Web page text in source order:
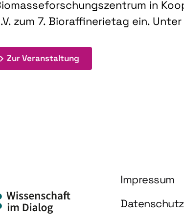
in
zum 7. Bioraffinerietag ein.
Zur Veranstaltung: 7. Bioraffinerietag
Impressum
Datenschutz